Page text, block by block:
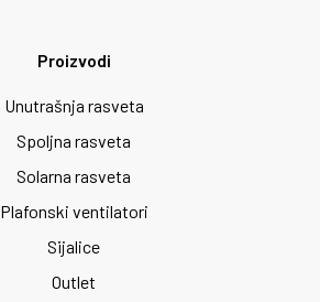
Proizvodi
Unutrašnja rasveta
Spoljna rasveta
Solarna rasveta
Plafonski ventilatori
Sijalice
Outlet